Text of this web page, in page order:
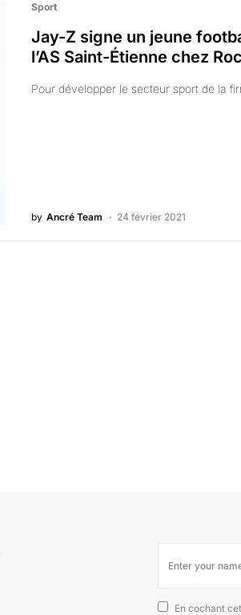
Sport
Jay-Z signe un jeune
l’AS Saint-Étienne chez
Pour développer le secteur sport de la
by Ancré Team 24 février 2021
En cochant